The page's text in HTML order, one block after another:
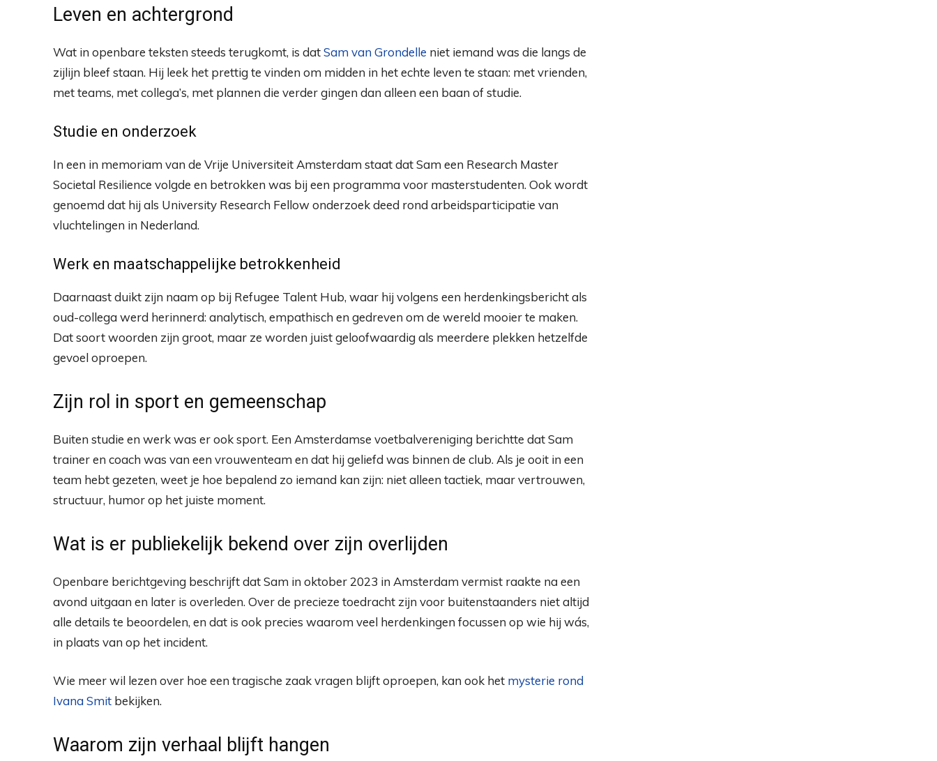
Leven en achtergrond
Wat in openbare teksten steeds terugkomt, is datSam van Grondelle niet iemand was die langs de
zijlijn bleef staan. Hij leek het prettig te vinden om midden in het echte leven te staan: met vrienden,
met teams, met collega’s, met plannen die verder gingen dan alleen een baan of studie.
Studie en onderzoek
In een in memoriam van de Vrije Universiteit Amsterdam staat dat Sam een Research Master
Societal Resilience volgde en betrokken was bij een programma voor masterstudenten. Ook wordt
genoemd dat hij als University Research Fellow onderzoek deed rond arbeidsparticipatie van
vluchtelingen in Nederland.
Werk en maatschappelijke betrokkenheid
Daarnaast duikt zijn naam op bij Refugee Talent Hub, waar hij volgens een herdenkingsbericht als
oud-collega werd herinnerd: analytisch, empathisch en gedreven om de wereld mooier te maken.
Dat soort woorden zijn groot, maar ze worden juist geloofwaardig als meerdere plekken hetzelfde
gevoel oproepen.
Zijn rol in sport en gemeenschap
Buiten studie en werk was er ook sport. Een Amsterdamse voetbalvereniging berichtte dat Sam
trainer en coach was van een vrouwenteam en dat hij geliefd was binnen de club. Als je ooit in een
team hebt gezeten, weet je hoe bepalend zo iemand kan zijn: niet alleen tactiek, maar vertrouwen,
structuur, humor op het juiste moment.
Wat is er publiekelijk bekend over zijn overlijden
Openbare berichtgeving beschrijft dat Sam in oktober 2023 in Amsterdam vermist raakte na een
avond uitgaan en later is overleden. Over de precieze toedracht zijn voor buitenstaanders niet altijd
alle details te beoordelen, en dat is ook precies waarom veel herdenkingen focussen op wie hij wás,
in plaats van op het incident.
Wie meer wil lezen over hoe een tragische zaak vragen blijft oproepen, kan ook het mysterie rond
Ivana Smit bekijken.
Waarom zijn verhaal blijft hangen